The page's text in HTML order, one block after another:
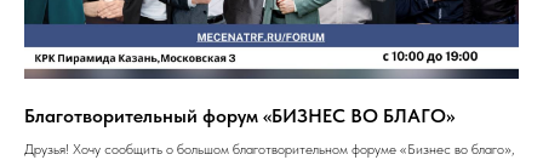
Благотворительный форум «БИЗНЕС ВО БЛАГО»
Друзья! Хочу сообщить о большом благотворительном форуме «Бизнес во благо»,